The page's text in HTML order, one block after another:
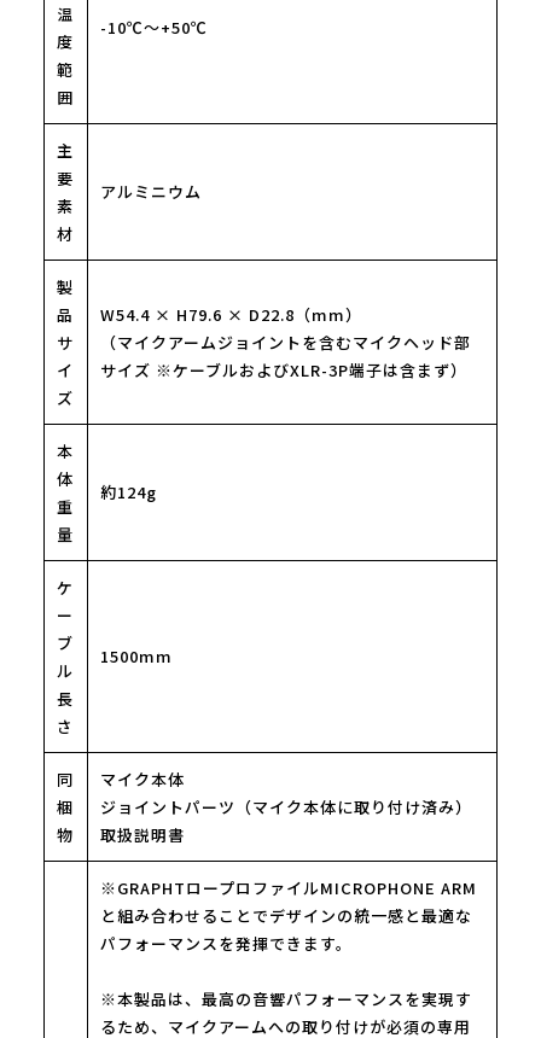
温
度
範
囲
-10℃〜+50℃
主
要
素
材
アルミニウム
製
品
サ
イ
ズ
W54.4 × H79.6 × D22.8（mm）
（マイクアームジョイントを含むマイクヘッド部
サイズ ※ケーブルおよびXLR-3P端子は含まず）
本
体
重
量
約124g
ケ
ー
ブ
ル
長
さ
1500mm
同
梱
物
マイク本体
ジョイントパーツ（マイク本体に取り付け済み）
取扱説明書
※GRAPHTロープロファイルMICROPHONE ARM
と組み合わせることでデザインの統一感と最適な
パフォーマンスを発揮できます。
※本製品は、最高の音響パフォーマンスを実現す
るため、マイクアームへの取り付けが必須の専用